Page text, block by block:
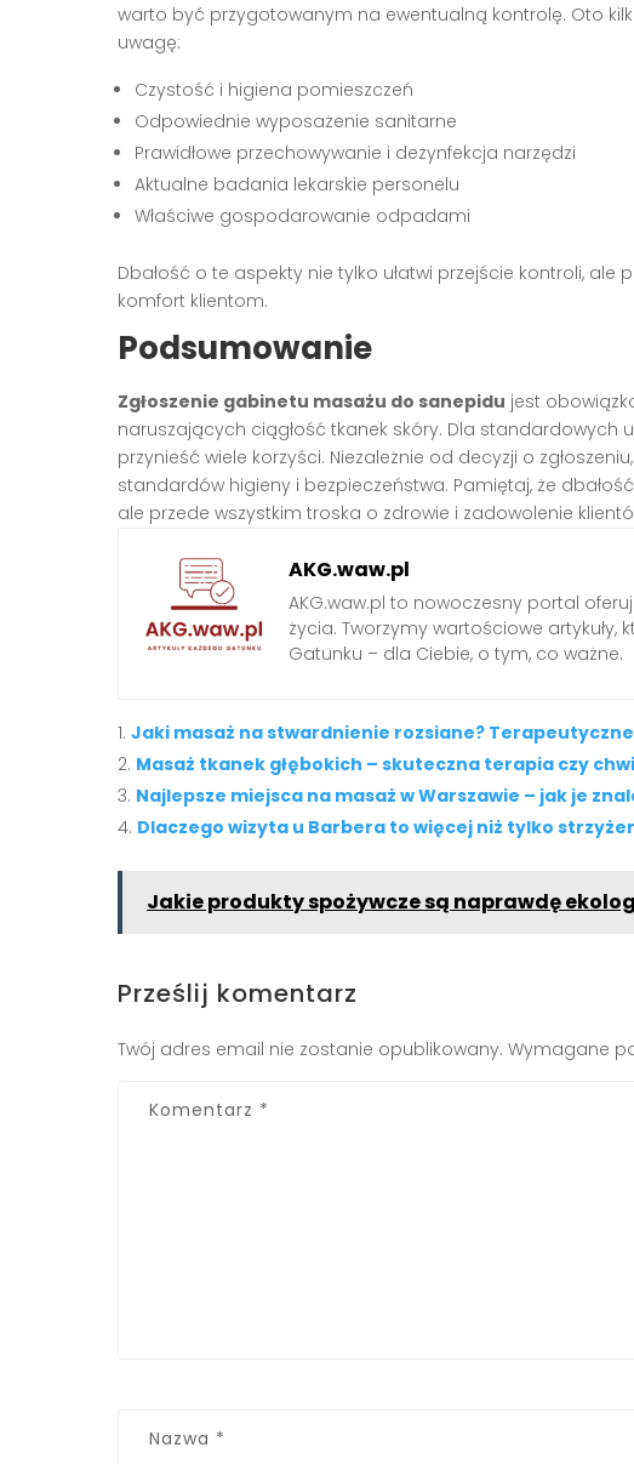
warto być przygotowanym na ewentualną kontrolę. Oto
uwagę:
Czystość i higiena pomieszczeń
Odpowiednie wyposażenie sanitarne
Prawidłowe przechowywanie i dezynfekcja narzędzi
Aktualne badania lekarskie personelu
Właściwe gospodarowanie odpadami
Dbałość o te aspekty nie tylko ułatwi przejście kontroli,
komfort klientom.
Podsumowanie
Zgłoszenie gabinetu masażu do sanepidu jest
naruszających ciągłość tkanek skóry. Dla standardowych
przynieść wiele korzyści. Niezależnie od decyzji o
standardów higieny i bezpieczeństwa. Pamiętaj, że
ale przede wszystkim troska o zdrowie i zadowolenie
AKG.waw.pl
AKG.waw.pl to nowoczesny portal
życia. Tworzymy wartościowe artykuły,
Gatunku – dla Ciebie, o tym, co ważne.
Jaki masaż na stwardnienie rozsiane?
Masaż tkanek głębokich – skuteczna terapia czy
Najlepsze miejsca na masaż w Warszawie – jak je
Dlaczego wizyta u Barbera to więcej niż tylko
Jakie produkty spożywcze są naprawdę
Prześlij komentarz
Twój adres email nie zostanie opublikowany. Wymagane